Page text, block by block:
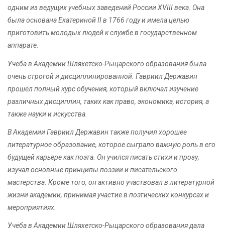
одним из ведущих учебных заведений России XVIII века. Она
была основана Екатериной II в 1766 году и имела целью
приготовить молодых людей к службе в государственном
аппарате.
Учеба в Академии Шляхетско-Рыцарского образования была
очень строгой и дисциплинированной. Гавриил Державин
прошёл полный курс обучения, который включал изучение
различных дисциплин, таких как право, экономика, история, а
также науки и искусства.
В Академии Гавриил Державин также получил хорошее
литературное образование, которое сыграло важную роль в его
будущей карьере как поэта. Он учился писать стихи и прозу,
изучал основные принципы поэзии и писательского
мастерства. Кроме того, он активно участвовал в литературной
жизни академии, принимая участие в поэтических конкурсах и
мероприятиях.
Учеба в Академии Шляхетско-Рыцарского образования дала